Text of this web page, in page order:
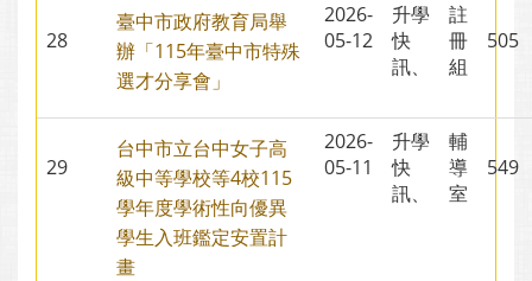
28
臺中市政府教育局舉
辦「115年臺中市特殊
選才分享會」
2026-
05-12
升學
快
訊、
註
冊
組
29
台中市立台中女子高
級中等學校等4校115
學年度學術性向優異
學生入班鑑定安置計
畫
2026-
05-11
升學
快
訊、
輔
導
室